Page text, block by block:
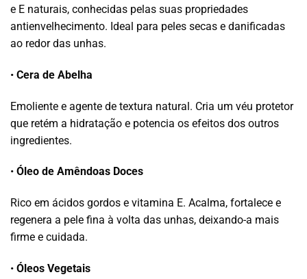
e E naturais, conhecidas pelas suas propriedades
antienvelhecimento. Ideal para peles secas e danificadas
ao redor das unhas.
• Cera de Abelha
Emoliente e agente de textura natural. Cria um véu protetor
que retém a hidratação e potencia os efeitos dos outros
ingredientes.
• Óleo de Amêndoas Doces
Rico em ácidos gordos e vitamina E. Acalma, fortalece e
regenera a pele fina à volta das unhas, deixando-a mais
firme e cuidada.
• Óleos Vegetais